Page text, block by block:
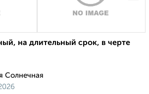
на длительный срок, в черте
Солнечная